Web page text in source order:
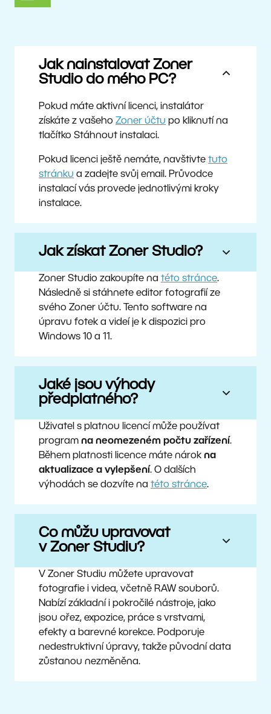
Jak nainstalovat Zoner
Studio do mého PC?
Pokud máte aktivní licenci, instalátor
získáte z vašeho Zoner účtu po kliknutí na
tlačítko Stáhnout instalaci.
Pokud licenci ještě nemáte, navštivte tuto
stránku a zadejte svůj email. Průvodce
instalací vás provede jednotlivými kroky
instalace.
Jak získat Zoner Studio?
Zoner Studio zakoupíte na této stránce.
Následně si stáhnete editor fotografií ze
svého Zoner účtu. Tento software na
úpravu fotek a videí je k dispozici pro
Windows 10 a 11.
Jaké jsou výhody
předplatného?
Uživatel s platnou licencí může používat
program na neomezeném počtu zařízení .
Během platnosti licence máte nárok na
aktualizace a vylepšení . O dalších
výhodách se dozvíte na této stránce.
Co můžu upravovat
v Zoner Studiu?
V Zoner Studiu můžete upravovat
fotografie i videa, včetně RAW souborů.
Nabízí základní i pokročilé nástroje, jako
jsou ořez, expozice, práce s vrstvami,
efekty a barevné korekce. Podporuje
nedestruktivní úpravy, takže původní data
zůstanou nezměněna.